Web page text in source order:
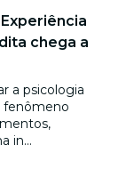
chega a
a psicologia
fenômeno
in...